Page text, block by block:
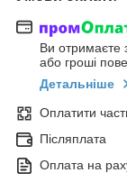
Ви отримаєте
або гроші
Детальніше
Оплатити
Післяплата
Оплата на